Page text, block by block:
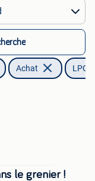
Achat LPG
le grenier !